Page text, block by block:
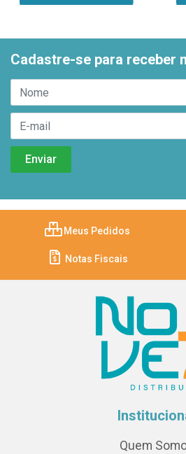
Cadastre-se para receber
Meus Pedidos
Notas Fiscais
Quem